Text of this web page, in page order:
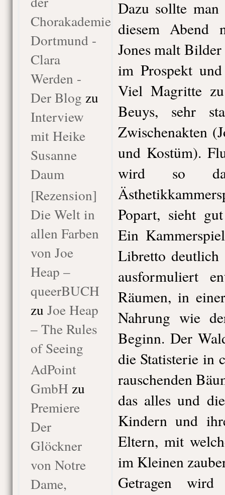
Chorakademie
Dortmund -
Clara
Werden -
Der Blog zu
Interview
mit Heike
Susanne
Daum
[Rezension]
Die Welt in
allen Farben
von Joe
Heap –
queerBUCH
zu Joe Heap
– The Rules
of Seeing
AdPoint
GmbH zu
Premiere
Der
Glöckner
von Notre
Dame,
Dazu sollte man
diesem Abend
Jones malt
im Prospekt
Viel Magritte
Beuys, sehr
Zwischenakten
und Kostüm).
wird so
Popart, sieht
Ein
Libretto deutlich
ausformuliert
Räumen, in
Nahrung wie
Beginn. Der
die Statisterie in
rauschenden
das alles und
Kindern und
Eltern, mit
im Kleinen
Getragen wird